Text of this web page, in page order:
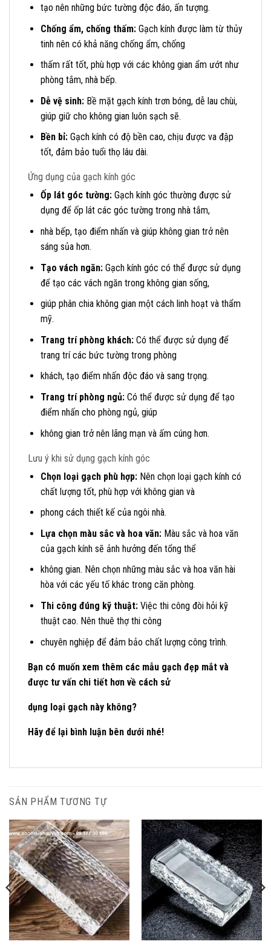
tạo nên những bức tường độc đáo, ấn tượng.
Chống ẩm, chống thấm:Gạch kính được làm từ thủy
tinh nên có khả năng chống ẩm, chống
thấm rất tốt, phù hợp với các không gian ẩm ướt như
phòng tắm, nhà bếp.
Dễ vệ sinh:Bề mặt gạch kính trơn bóng, dễ lau chùi,
giúp giữ cho không gian luôn sạch sẽ.
Bền bỉ:Gạch kính có độ bền cao, chịu được va đập
tốt, đảm bảo tuổi thọ lâu dài.
Ứng dụng của gạch kính góc
Ốp lát góc tường:Gạch kính góc thường được sử
dụng để ốp lát các góc tường trong nhà tắm,
nhà bếp, tạo điểm nhấn và giúp không gian trở nên
sáng sủa hơn.
Tạo vách ngăn:Gạch kính góc có thể được sử dụng
để tạo các vách ngăn trong không gian sống,
giúp phân chia không gian một cách linh hoạt và thẩm
mỹ.
Trang trí phòng khách:Có thể được sử dụng để
trang trí các bức tường trong phòng
khách, tạo điểm nhấn độc đáo và sang trọng.
Trang trí phòng ngủ:Có thể được sử dụng để tạo
điểm nhấn cho phòng ngủ, giúp
không gian trở nên lãng mạn và ấm cúng hơn.
Lưu ý khi sử dụng gạch kính góc
Chọn loại gạch phù hợp:Nên chọn loại gạch kính có
chất lượng tốt, phù hợp với không gian và
phong cách thiết kế của ngôi nhà.
Lựa chọn màu sắc và hoa văn:Màu sắc và hoa văn
của gạch kính sẽ ảnh hưởng đến tổng thể
không gian. Nên chọn những màu sắc và hoa văn hài
hòa với các yếu tố khác trong căn phòng.
Thi công đúng kỹ thuật:Việc thi công đòi hỏi kỹ
thuật cao. Nên thuê thợ thi công
chuyên nghiệp để đảm bảo chất lượng công trình.
Bạn có muốn xem thêm các mẫu gạch đẹp mắt và
được tư vấn chi tiết hơn về cách sử
dụng loại gạch này không?
Hãy để lại bình luận bên dưới nhé!
SẢN PHẨM TƯƠNG TỰ